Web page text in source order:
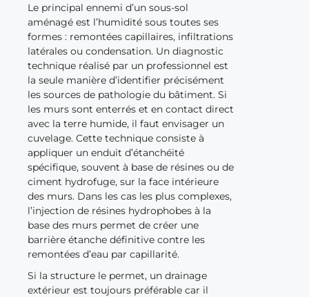
Le principal ennemi d’un sous-sol
aménagé est l’humidité sous toutes ses
formes : remontées capillaires, infiltrations
latérales ou condensation. Un diagnostic
technique réalisé par un professionnel est
la seule manière d’identifier précisément
les sources de pathologie du bâtiment. Si
les murs sont enterrés et en contact direct
avec la terre humide, il faut envisager un
cuvelage. Cette technique consiste à
appliquer un enduit d’étanchéité
spécifique, souvent à base de résines ou de
ciment hydrofuge, sur la face intérieure
des murs. Dans les cas les plus complexes,
l’injection de résines hydrophobes à la
base des murs permet de créer une
barrière étanche définitive contre les
remontées d’eau par capillarité.
Si la structure le permet, un drainage
extérieur est toujours préférable car il